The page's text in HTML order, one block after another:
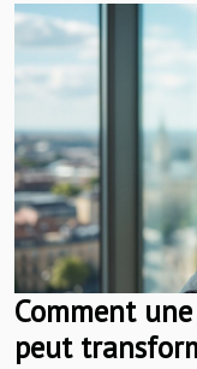
Comment
peut